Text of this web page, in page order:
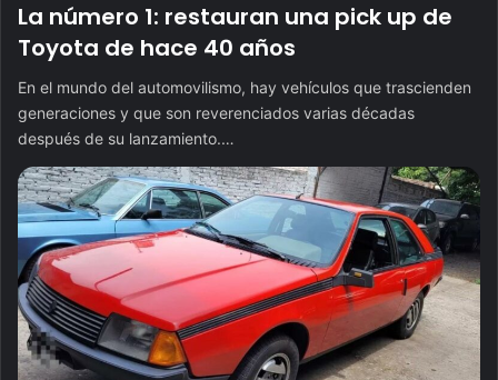
La número 1: restauran una pick up de
Toyota de hace 40 años
En el mundo del automovilismo, hay vehículos que trascienden
generaciones y que son reverenciados varias décadas
después de su lanzamiento.…